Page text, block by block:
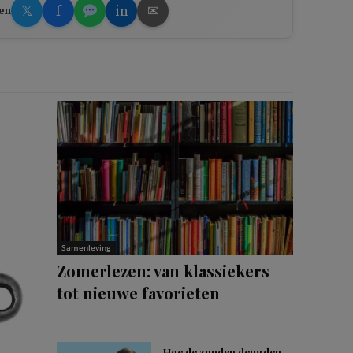
𝕏 f in ✉
Samenleving
Zomerlezen: van klassiekers
tot nieuwe favorieten